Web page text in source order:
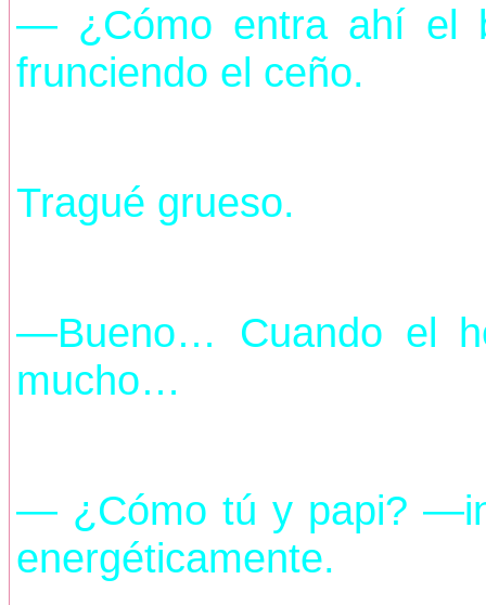
— ¿Cómo entra ahí el
frunciendo el ceño.
Tragué grueso.
—Bueno… Cuando el
mucho…
— ¿Cómo tú y papi?
energéticamente.